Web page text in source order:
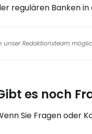
regulären Banken
Redaktionsteam
es noch
Sie Fragen oder